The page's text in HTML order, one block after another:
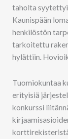
taholta
Kaunispään
henkilöstön
tarkoitettu
hylättiin.
Tuomiokuntaa
erityisiä
konkurssi